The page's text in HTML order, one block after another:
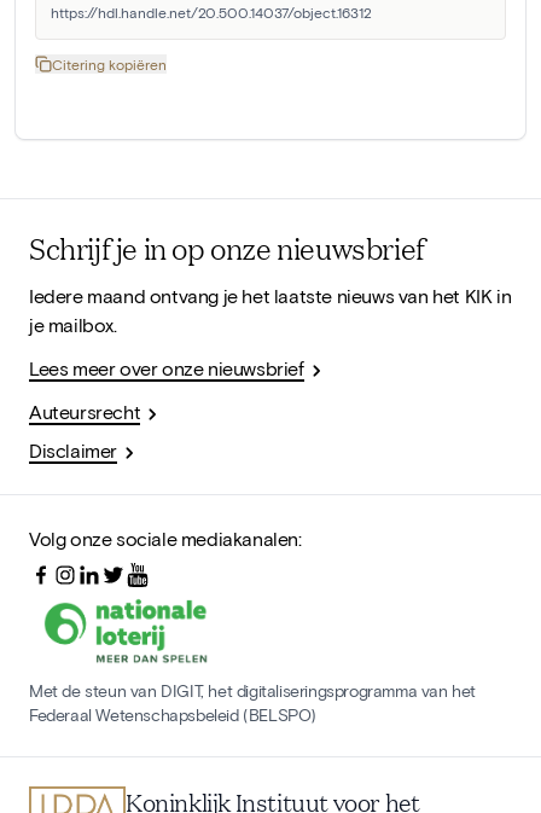
https://hdl.handle.net/20.500.14037/object.16312
Citering kopiëren
Schrijf je in op onze nieuwsbrief
Iedere maand ontvang je het laatste nieuws van het KIK in
je mailbox.
Lees meer over onze nieuwsbrief
Auteursrecht
Disclaimer
Volg onze sociale mediakanalen:
Met de steun van DIGIT, het digitaliseringsprogramma van het
Federaal Wetenschapsbeleid (BELSPO)
Koninklijk Instituut voor het